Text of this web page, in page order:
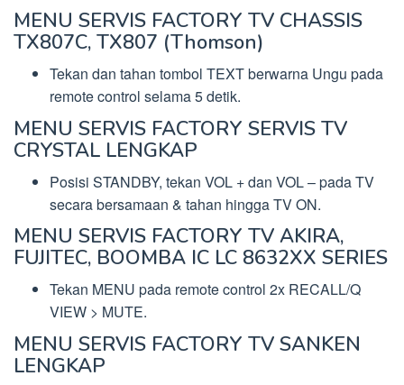
MENU SERVIS FACTORY TV CHASSIS
TX807C, TX807 (Thomson)
Tekan dan tahan tombol TEXT berwarna Ungu pada
remote control selama 5 detik.
MENU SERVIS FACTORY SERVIS TV
CRYSTAL LENGKAP
Posisi STANDBY, tekan VOL + dan VOL – pada TV
secara bersamaan & tahan hingga TV ON.
MENU SERVIS FACTORY TV AKIRA,
FUJITEC, BOOMBA IC LC 8632XX SERIES
Tekan MENU pada remote control 2x RECALL/Q
VIEW > MUTE.
MENU SERVIS FACTORY TV SANKEN
LENGKAP